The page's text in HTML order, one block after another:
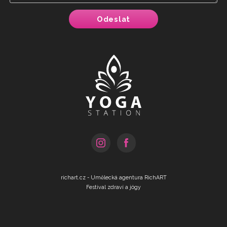
Odeslat
richart.cz - Umělecká agentura RichART
Festival zdraví a jógy